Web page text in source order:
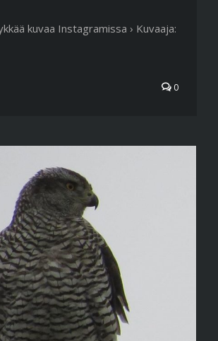
kuvaa Instagramissa › Kuvaaja:
0